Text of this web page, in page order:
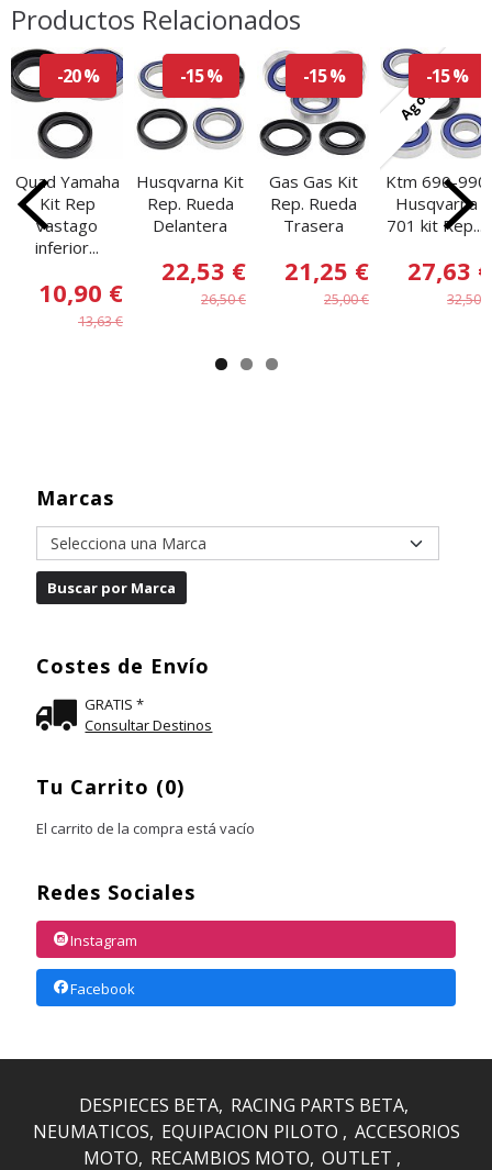
Marcas
Costes de Envío
GRATIS *
Consultar Destinos
Tu Carrito (0)
El carrito de la compra está vacío
Redes Sociales
Instagram
Facebook
Productos Relacionados
-20 %
Quad Yamaha
Kit Rep
vastago
inferior...
10,90 €
13,63 €
-15 %
Husqvarna Kit
Rep. Rueda
Delantera
22,53 €
26,50 €
-15 %
Gas Gas Kit
Rep. Rueda
Trasera
21,25 €
25,00 €
Agotado
-15 %
Ktm 690-990
Husqvarna
701 kit Rep....
27,63 €
32,50 €
DESPIECES BETA RACING PARTS BETA
NEUMATICOS EQUIPACION PILOTO
ACCESORIOS
MOTO RECAMBIOS MOTO OUTLET